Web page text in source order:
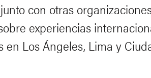
con otras
experiencias
Los Ángeles, Lima y